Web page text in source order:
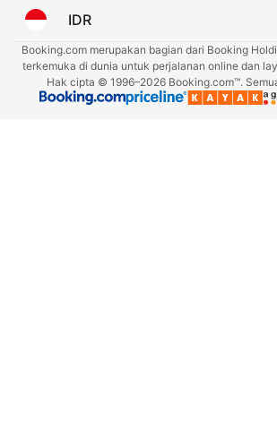
IDR
Booking.com merupakan bagian dari Booking
terkemuka di dunia untuk perjalanan online dan
Hak cipta © 1996–2026 Booking.com™.